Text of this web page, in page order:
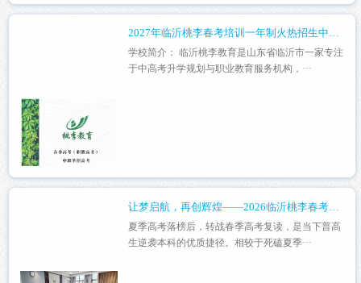
2027年临沂桃李春考培训一年制火热招生中！！！
学校简介： 临沂桃李教育是山东省临沂市一家专注
于中高考升学规划与职业教育服务机构，···
夏季高考落榜后，转战春季高考复读，是当下普高
生逆袭本科的优质捷径。相较于死磕夏季···